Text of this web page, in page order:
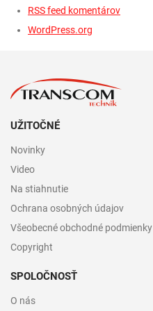
RSS feed komentárov
WordPress.org
UŽITOČNÉ
Novinky
Video
Na stiahnutie
Ochrana osobných údajov
Všeobecné obchodné podmienky
Copyright
SPOLOČNOSŤ
O nás